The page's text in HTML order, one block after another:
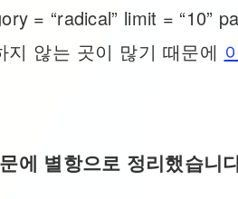
= “radical” limit = “10”
않는 곳이 많기 때문에
에 별항으로 정리했습니
굴을 한 트
민주의 (제2